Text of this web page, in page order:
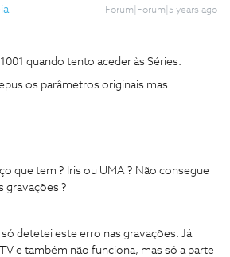
Forum|Forum|5 years ago
quando tento aceder às Séries.
os parâmetros originais mas
que tem ? Iris ou UMA ? Não consegue
gravações ?
detetei este erro nas gravações. Já
e também não funciona, mas só a parte